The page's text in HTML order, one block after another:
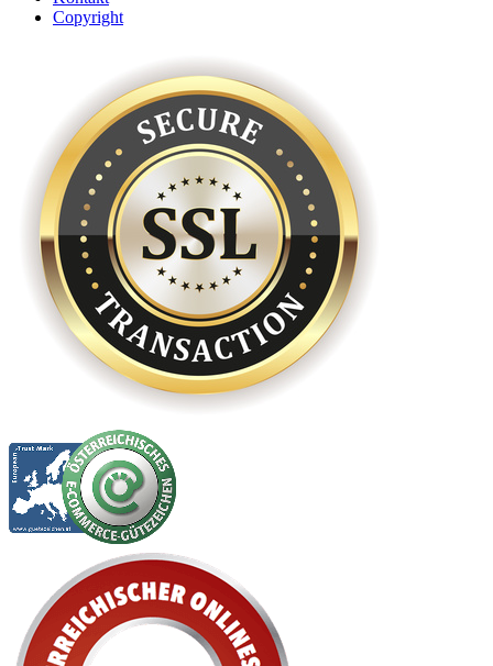
Copyright